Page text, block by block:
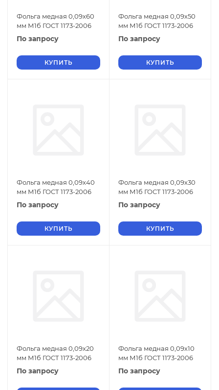
Фольга медная 0,09х60
мм М1б ГОСТ 1173-2006
По запросу
КУПИТЬ
Фольга медная 0,09х50
мм М1б ГОСТ 1173-2006
По запросу
КУПИТЬ
Фольга медная 0,09х40
мм М1б ГОСТ 1173-2006
По запросу
КУПИТЬ
Фольга медная 0,09х30
мм М1б ГОСТ 1173-2006
По запросу
КУПИТЬ
Фольга медная 0,09х20
мм М1б ГОСТ 1173-2006
По запросу
Фольга медная 0,09х10
мм М1б ГОСТ 1173-2006
По запросу